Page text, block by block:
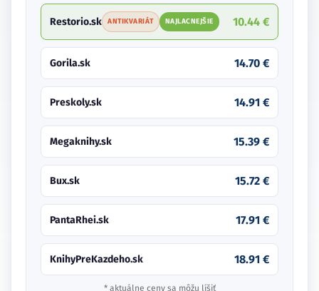
Restorio.sk ANTIKVARIÁT NAJLACNEJŠIE 10.44 €
Gorila.sk 14.70 €
Preskoly.sk 14.91 €
Megaknihy.sk 15.39 €
Bux.sk 15.72 €
PantaRhei.sk 17.91 €
KnihyPreKazdeho.sk 18.91 €
* aktuálne ceny sa môžu líšiť